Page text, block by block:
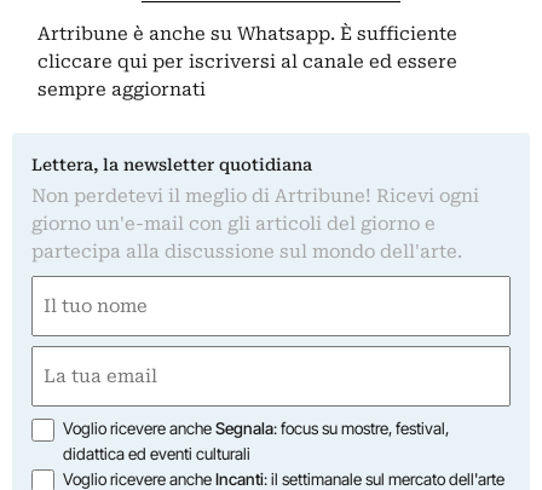
Artribune è anche su Whatsapp. È sufficiente
cliccare qui per iscriversi al canale ed essere
sempre aggiornati
Lettera, la newsletter quotidiana
Non perdetevi il meglio di Artribune! Ricevi ogni
giorno un'e-mail con gli articoli del giorno e
partecipa alla discussione sul mondo dell'arte.
(Obbligatorio)
Nome
(Obbligatorio)
Opzioni
Voglio ricevere ancheSegnala: focus su mostre, festival,
didattica ed eventi culturali
Voglio ricevere ancheIncanti: il settimanale sul mercato dell'arte